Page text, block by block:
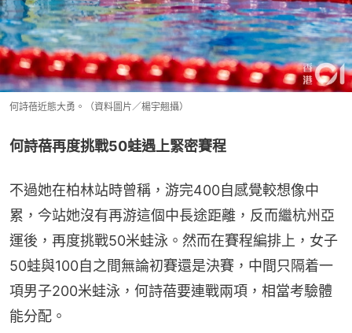
何詩蓓近態大勇。（資料圖片／楊宇翹攝）
何詩蓓再度挑戰50蛙遇上緊密賽程
不過她在柏林站時曾稱，游完400自感覺較想像中
累，今站她沒有再游這個中長途距離，反而繼杭州亞
運後，再度挑戰50米蛙泳。然而在賽程編排上，女子
50蛙與100自之間無論初賽還是決賽，中間只隔着一
項男子200米蛙泳，何詩蓓要連戰兩項，相當考驗體
能分配。